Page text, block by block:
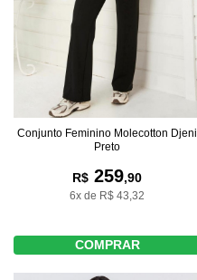
Conjunto Feminino Molecotton Djeni
Preto
R$ 259,90
6x de R$ 43,32
COMPRAR